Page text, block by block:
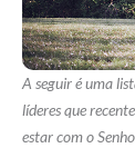
A seguir é uma
líderes que
estar com o